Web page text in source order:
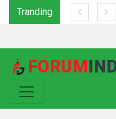
Tranding
FORUM